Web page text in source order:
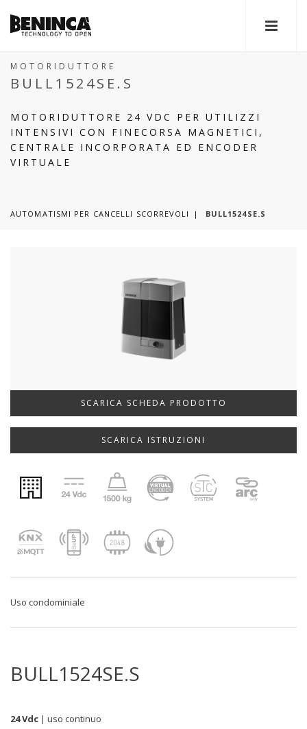
MOTORIDUTTORE
BULL1524SE.S
MOTORIDUTTORE 24 VDC PER UTILIZZI
INTENSIVI CON FINECORSA MAGNETICI,
CENTRALE INCORPORATA ED ENCODER
VIRTUALE
AUTOMATISMI PER CANCELLI SCORREVOLI BULL1524SE.S
SCARICA SCHEDA PRODOTTO
SCARICA ISTRUZIONI
Uso condominiale
BULL1524SE.S
24 Vdc | uso continuo